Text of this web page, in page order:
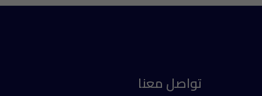
تواصل معنا